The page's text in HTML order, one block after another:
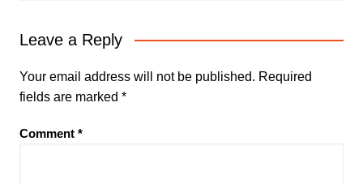
Leave a Reply
Your email address will not be published. Required
fields are marked *
Comment *